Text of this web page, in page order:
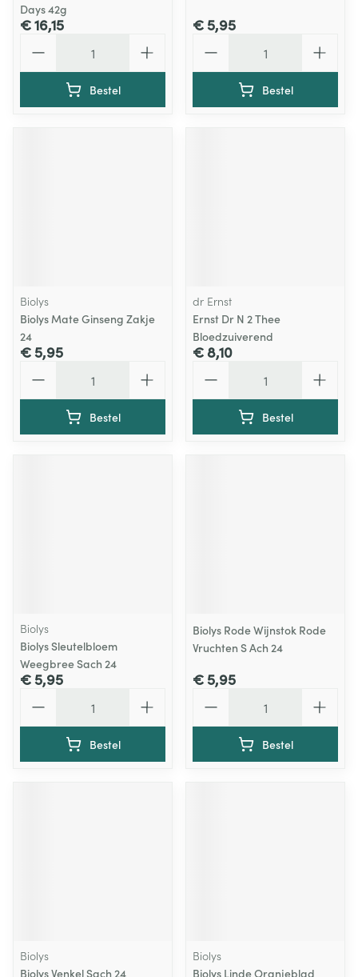
Days 42g
€ 16,15
Bestel
€ 5,95
Bestel
Biolys
Biolys Mate Ginseng Zakje
24
€ 5,95
Bestel
dr Ernst
Ernst Dr N 2 Thee
Bloedzuiverend
€ 8,10
Bestel
Biolys
Biolys Sleutelbloem
Weegbree Sach 24
€ 5,95
Bestel
Biolys Rode Wijnstok Rode
Vruchten S Ach 24
€ 5,95
Bestel
Biolys
Biolys Venkel Sach 24
Biolys
Biolys Linde Oranjeblad